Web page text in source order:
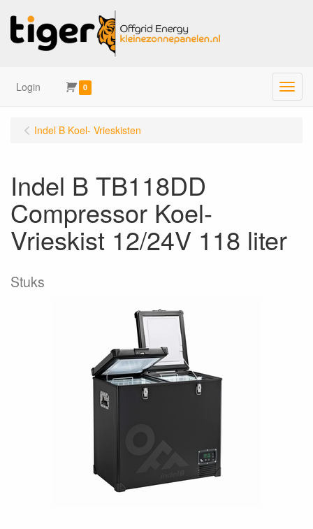
Login 0 Menu
Indel B Koel- Vrieskisten
Indel B TB118DD
Compressor Koel-
Vrieskist 12/24V 118 liter
Stuks